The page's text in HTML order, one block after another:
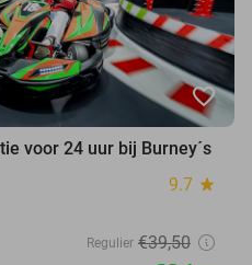
favorite_border
voor 24 uur bij Burney´s
9.7 star
Regulier €39,50